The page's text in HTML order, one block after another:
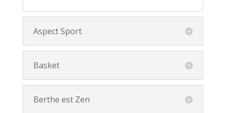
Aspect Sport
Basket
Berthe est Zen